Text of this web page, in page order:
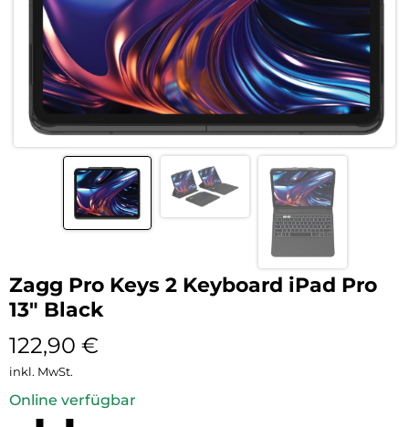
Zagg Pro Keys 2 Keyboard iPad Pro
13″ Black
122,90 €
inkl. MwSt.
Online verfügbar